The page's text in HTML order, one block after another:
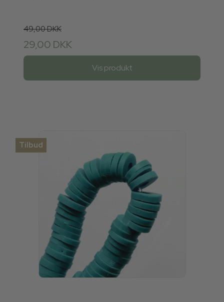
49,00 DKK
29,00 DKK
Vis produkt
Tilbud